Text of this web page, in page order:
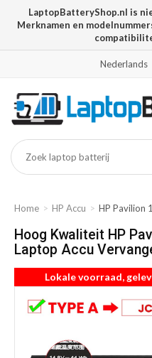
LaptopBatteryShop.nl is
Merknamen en
Nederlands
Home HP Accu HP Pavilion
Hoog Kwaliteit HP
Laptop Accu
Lokale voorraad,